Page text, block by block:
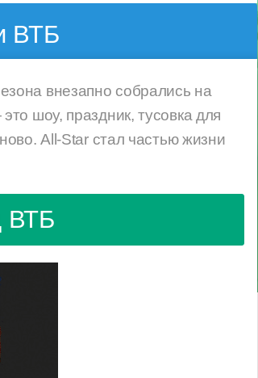
ВТБ
внезапно собрались на
шоу, праздник, тусовка для
All-Star стал частью жизни
ВТБ